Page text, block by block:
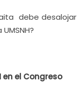
debe desalojar
en el Congreso